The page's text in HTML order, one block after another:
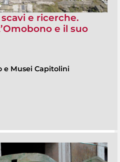
e ricerche.
e il suo
e Musei Capitolini